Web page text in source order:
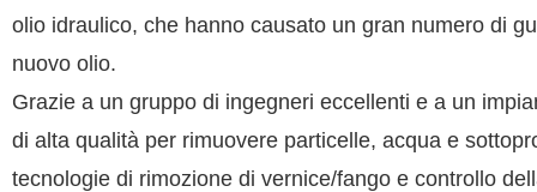
olio idraulico, che hanno causato un gran numero di
nuovo olio.
Grazie a un gruppo di ingegneri eccellenti e a un
di alta qualità per rimuovere particelle, acqua e
tecnologie di rimozione di vernice/fango e controllo